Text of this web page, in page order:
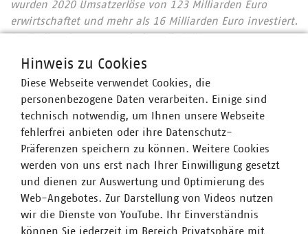
wurden 2020 Umsatzerlöse von 123 Milliarden Euro
erwirtschaftet und mehr als 16 Milliarden Euro investiert.
zentralen Ver- und Entsorgungsbereichen: Strom 66
Prozent, Gas 60 Prozent, Wärme 88 Prozent, Trinkwasser
89 Prozent, Abwasser 45 Prozent. Die kommunale
Abfallwirtschaft entsorgt jeden Tag 31.500 Tonnen Abfall
und hat seit 1990 rund 76 Prozent ihrer CO2-Emissionen
eingespart – damit ist sie der Hidden Champion des
Klimaschutzes. Immer mehr Mitgliedsunternehmen
engagieren sich im Breitbandausbau: 206 Unternehmen
investieren pro Jahr über 957 Millionen Euro. Künftig
wollen 80 Prozent der kommunalen Unternehmen den
Hinweis zu Cookies
Diese Webseite verwendet Cookies, die
personenbezogene Daten verarbeiten. Einige sind
technisch notwendig, um Ihnen unsere Webseite
fehlerfrei anbieten oder ihre Datenschutz-
Präferenzen speichern zu können. Weitere Cookies
werden von uns erst nach Ihrer Einwilligung gesetzt
und dienen zur Auswertung und Optimierung des
Web-Angebotes. Zur Darstellung von Videos nutzen
wir die Dienste von YouTube. Ihr Einverständnis
können Sie jederzeit im Bereich Privatsphäre mit